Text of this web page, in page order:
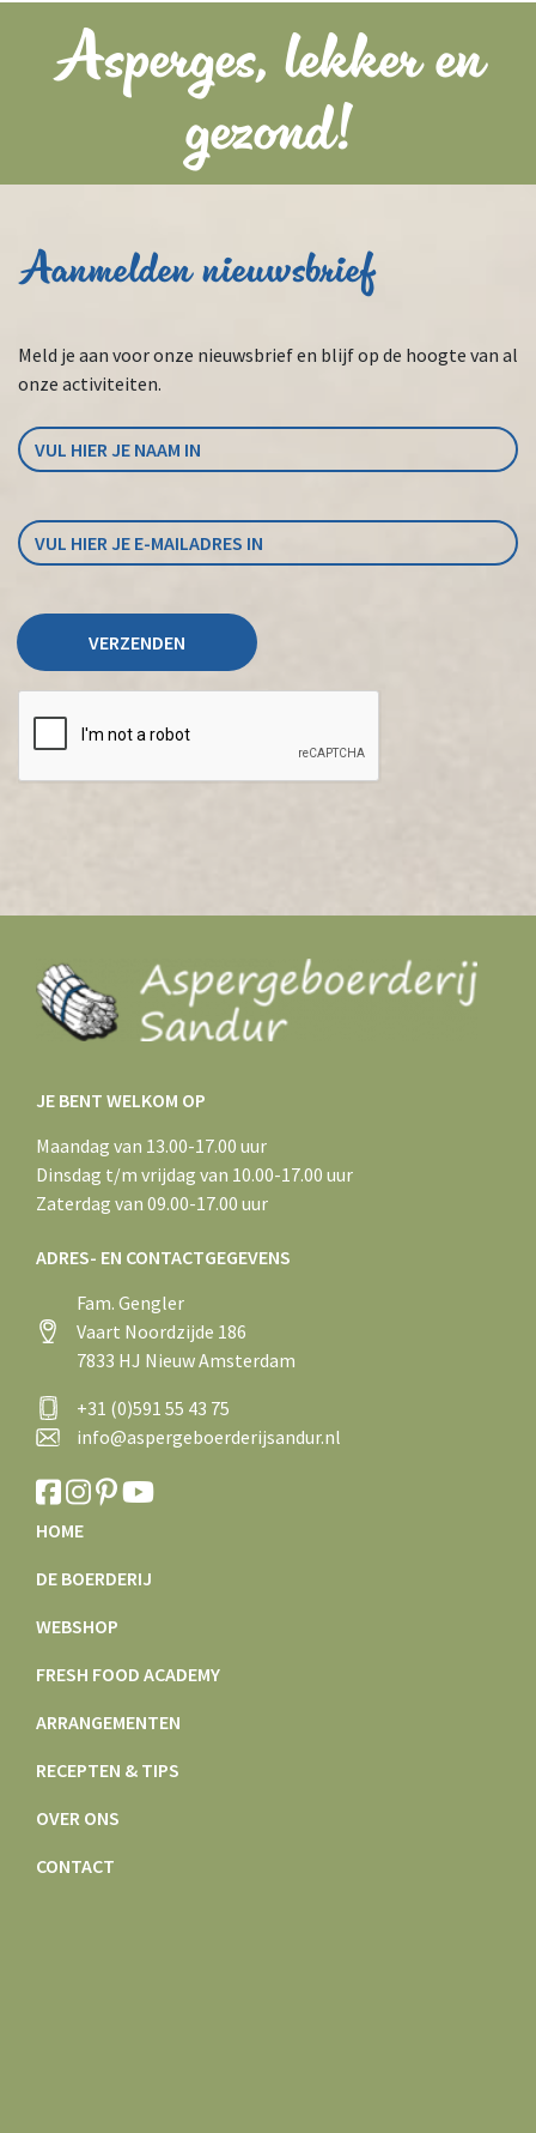
Asperges, lekker en
gezond!
Aanmelden nieuwsbrief
Meld je aan voor onze nieuwsbrief en blijf op de hoogte van al
onze activiteiten.
JE BENT WELKOM OP
Maandag van 13.00-17.00 uur
Dinsdag t/m vrijdag van 10.00-17.00 uur
Zaterdag van 09.00-17.00 uur
ADRES- EN CONTACTGEGEVENS
Fam. Gengler
Vaart Noordzijde 186
7833 HJ Nieuw Amsterdam
+31 (0)591 55 43 75
info@aspergeboerderijsandur.nl
HOME
DE BOERDERIJ
WEBSHOP
FRESH FOOD ACADEMY
ARRANGEMENTEN
RECEPTEN & TIPS
OVER ONS
CONTACT